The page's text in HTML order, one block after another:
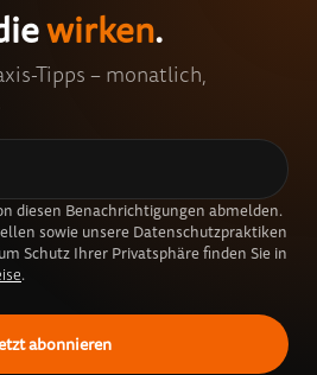
wirken.
Tipps – monatlich,
diesen Benachrichtigungen abmelden.
sowie unsere Datenschutzpraktiken
Schutz Ihrer Privatsphäre finden Sie in
.